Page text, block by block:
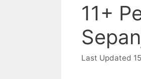
11+